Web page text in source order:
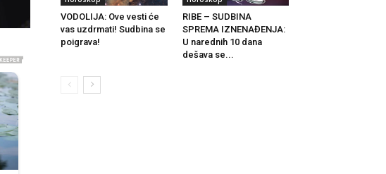
VODOLIJA: Ove vesti će
vas uzdrmati! Sudbina se
poigrava!
RIBE – SUDBINA
SPREMA IZNENAĐENJA:
U narednih 10 dana
dešava se...